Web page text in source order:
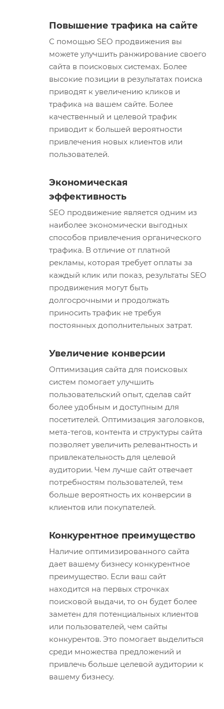
Повышение трафика на сайте
С помощью SEO продвижения вы
можете улучшить ранжирование своего
сайта в поисковых системах. Более
высокие позиции в результатах поиска
приводят к увеличению кликов и
трафика на вашем сайте. Более
качественный и целевой трафик
приводит к большей вероятности
привлечения новых клиентов или
пользователей.
Экономическая
эффективность
SEO продвижение является одним из
наиболее экономически выгодных
способов привлечения органического
трафика. В отличие от платной
рекламы, которая требует оплаты за
каждый клик или показ, результаты SEO
продвижения могут быть
долгосрочными и продолжать
приносить трафик не требуя
постоянных дополнительных затрат.
Увеличение конверсии
Оптимизация сайта для поисковых
систем помогает улучшить
пользовательский опыт, сделав сайт
более удобным и доступным для
посетителей. Оптимизация заголовков,
мета-тегов, контента и структуры сайта
позволяет увеличить релевантность и
привлекательность для целевой
аудитории. Чем лучше сайт отвечает
потребностям пользователей, тем
больше вероятность их конверсии в
клиентов или покупателей.
Конкурентное преимущество
Наличие оптимизированного сайта
дает вашему бизнесу конкурентное
преимущество. Если ваш сайт
находится на первых строчках
поисковой выдачи, то он будет более
заметен для потенциальных клиентов
или пользователей, чем сайты
конкурентов. Это помогает выделиться
среди множества предложений и
привлечь больше целевой аудитории к
вашему бизнесу.